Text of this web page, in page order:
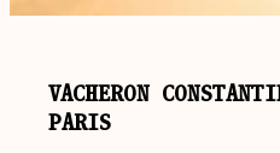
VACHERON
PARIS